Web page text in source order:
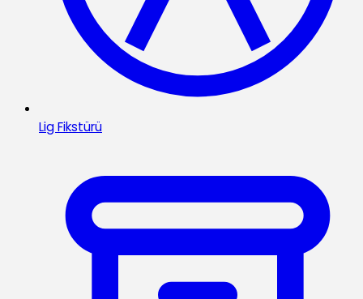
Lig Fikstürü